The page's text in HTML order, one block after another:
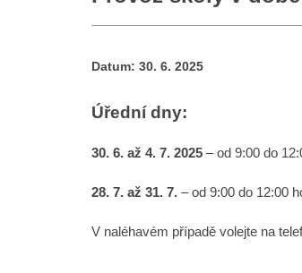
Datum: 30. 6. 2025
Úřední dny:
30. 6. až 4. 7. 2025 – od 9:00 do
28. 7. až 31. 7. – od 9:00 do 12:00
V naléhavém případě volejte na